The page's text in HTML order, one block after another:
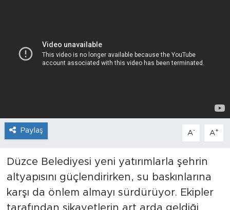
Paylaş A- A+
Düzce Belediyesi yeni yatırımlarla şehrin
altyapısını güçlendirirken, su baskınlarına
karşı da önlem almayı sürdürüyor. Ekipler